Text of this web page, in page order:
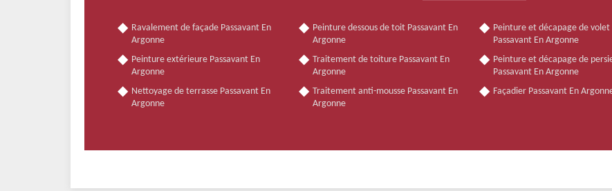
Ravalement de façade Passavant En
Argonne
Peinture extérieure Passavant En
Argonne
Nettoyage de terrasse Passavant En
Argonne
Peinture dessous de toit Passavant En
Argonne
Traitement de toiture Passavant En
Argonne
Traitement anti-mousse Passavant En
Argonne
Peinture et décapage de volet
Passavant En Argonne
Peinture et décapage de
Passavant En Argonne
Façadier Passavant En